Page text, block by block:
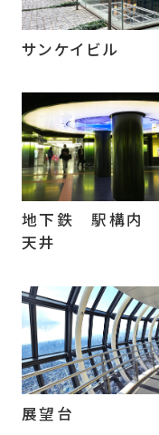
サンケイビル
地下鉄 駅構内
天井
展望台